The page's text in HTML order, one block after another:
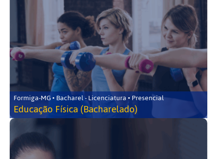
Formiga-MG • Bacharel - Licenciatura • Presencial
Educação Física (Bacharelado)